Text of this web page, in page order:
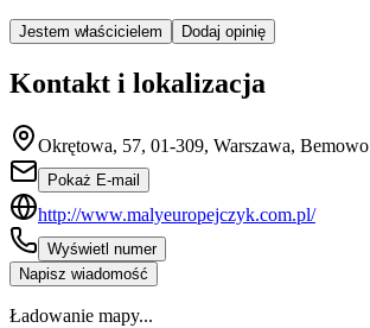
Jestem właścicielem Dodaj opinię
Kontakt i lokalizacja
Okrętowa, 57, 01-309, Warszawa, Bemowo
Pokaż E-mail
http://www.malyeuropejczyk.com.pl/
Wyświetl numer
Napisz wiadomość
Ładowanie mapy...